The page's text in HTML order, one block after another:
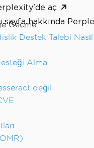
Geçme
Destek Talebi Nasıl
Alma
değil
aç
sayfa hakkında